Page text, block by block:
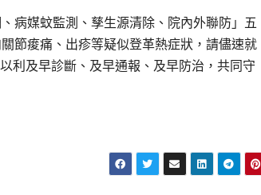
病媒蚊監測、孳生源清除、院內外聯防」五
節痠痛、出疹等疑似登革熱症狀，請儘速就
利及早診斷、及早通報、及早防治，共同守